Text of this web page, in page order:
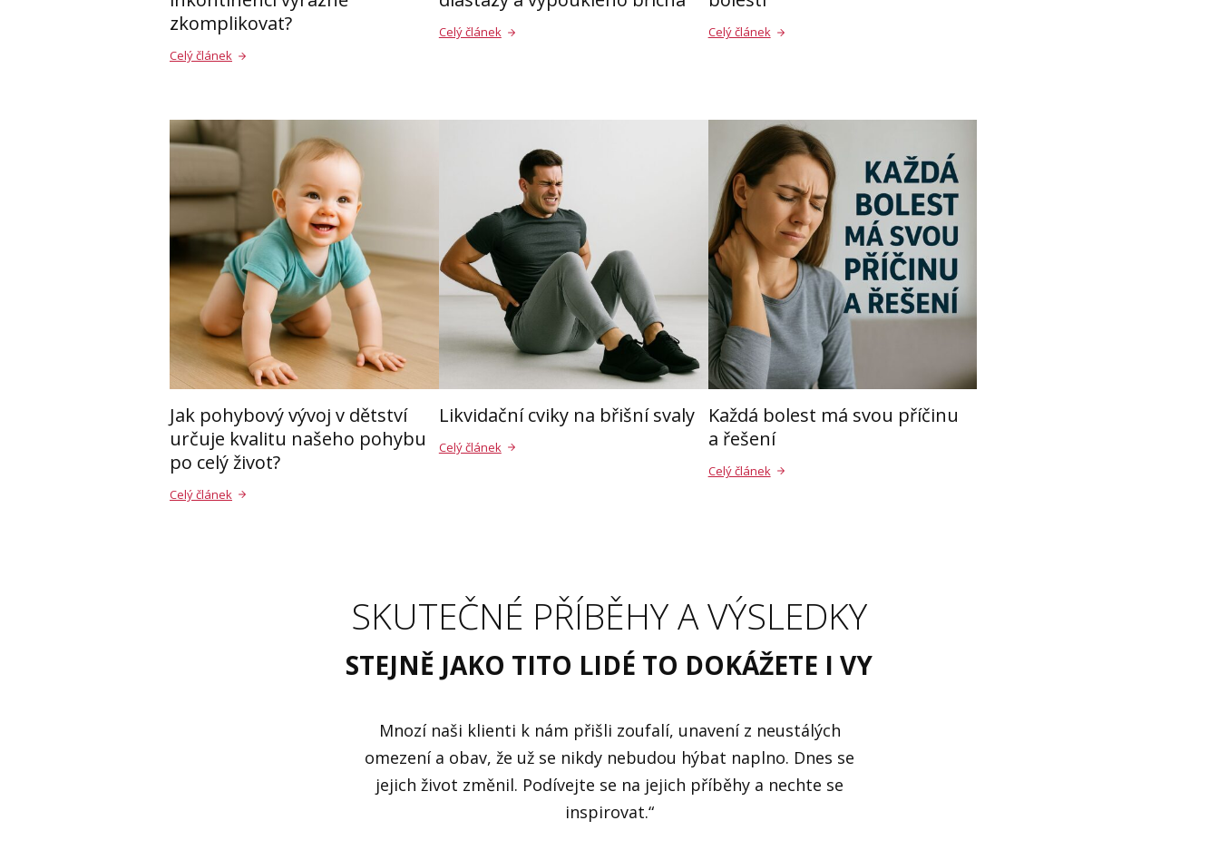
zkomplikovat?
Celý článek
Celý článek Celý článek
Jak pohybový vývoj v dětství
určuje kvalitu našeho pohybu
po celý život?
Celý článek
Likvidační cviky na břišní svaly
Celý článek
Každá bolest má svou příčinu
a řešení
Celý článek
SKUTEČNÉ PŘÍBĚHY A VÝSLEDKY
STEJNĚ JAKO TITO LIDÉ TO DOKÁŽETE I VY
Mnozí naši klienti k nám přišli zoufalí, unavení z neustálých
omezení a obav, že už se nikdy nebudou hýbat naplno. Dnes se
jejich život změnil. Podívejte se na jejich příběhy a nechte se
inspirovat.“